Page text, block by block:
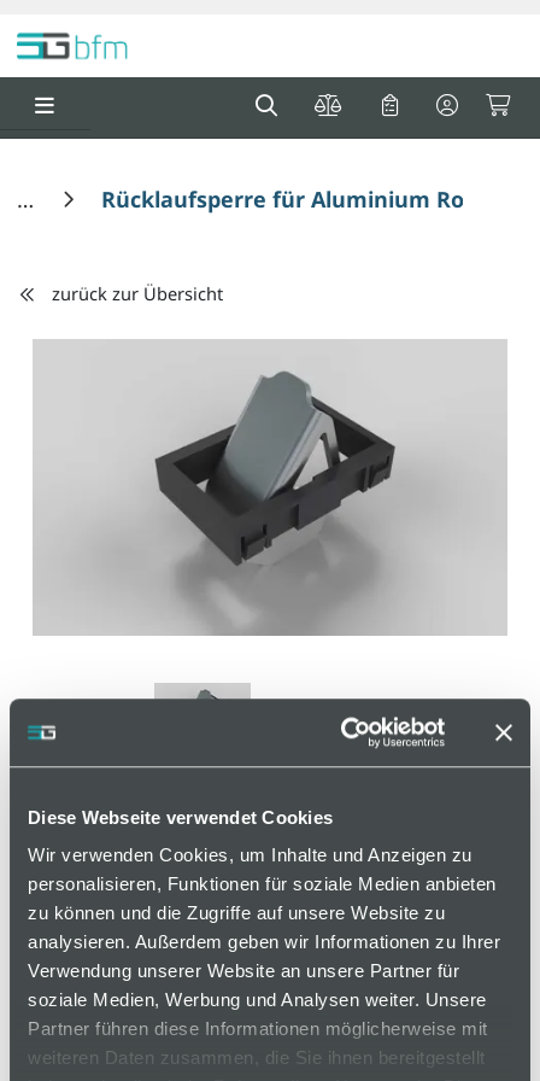
Diese Webseite verwendet Cookies
Wir verwenden Cookies, um Inhalte und Anzeigen zu
personalisieren, Funktionen für soziale Medien anbieten
zu können und die Zugriffe auf unsere Website zu
analysieren. Außerdem geben wir Informationen zu Ihrer
Verwendung unserer Website an unsere Partner für
soziale Medien, Werbung und Analysen weiter. Unsere
Partner führen diese Informationen möglicherweise mit
weiteren Daten zusammen, die Sie ihnen bereitgestellt
Rücklaufsperre für Aluminium
zurück zur Übersicht
Rücklaufsperre für
Aluminium Rollenprofil
Artikelnummer 110000615 / Alte Materialnummer:
801330
Vormontiertes Rücklaufsperrelement für die